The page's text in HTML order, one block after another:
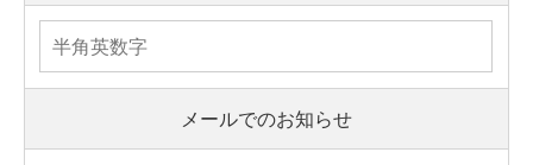
メールでのお知らせ